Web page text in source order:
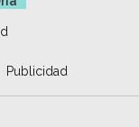
Publicidad